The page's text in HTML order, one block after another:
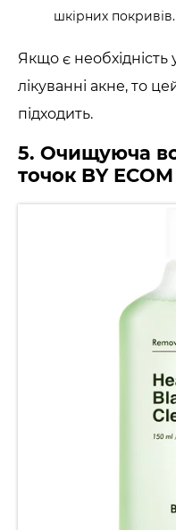
шкірних покривів.
Якщо є необхідність
лікуванні акне, то
підходить.
5. Очищуюча
точок BY ECOM